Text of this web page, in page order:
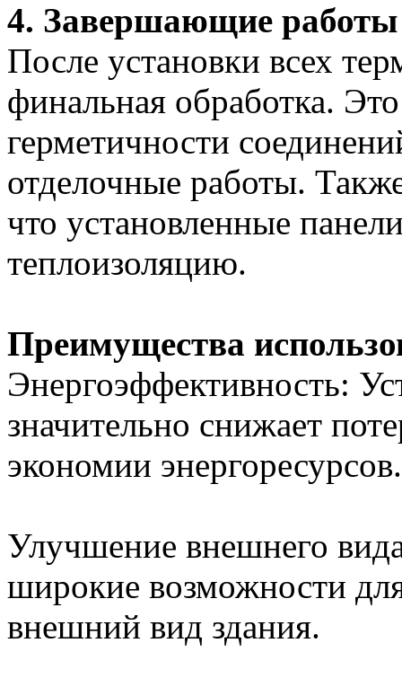
4. Завершающие работы
После установки всех
финальная обработка.
герметичности
отделочные работы.
что установленные
теплоизоляцию.
Преимущества
Энергоэффективность:
значительно снижает
экономии энергоресурсов.
Улучшение внешнего
широкие возможности
внешний вид здания.